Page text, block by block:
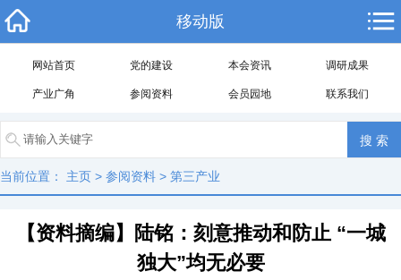
移动版
网站首页 党的建设 本会资讯 调研成果
产业广角 参阅资料 会员园地 联系我们
当前位置： 主页 > 参阅资料 > 第三产业
【资料摘编】陆铭：刻意推动和防止 “一城
独大”均无必要